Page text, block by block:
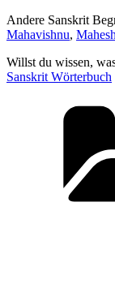
Andere Sanskrit
Mahavishnu,
Willst du wissen,
Sanskrit Wörterbuch